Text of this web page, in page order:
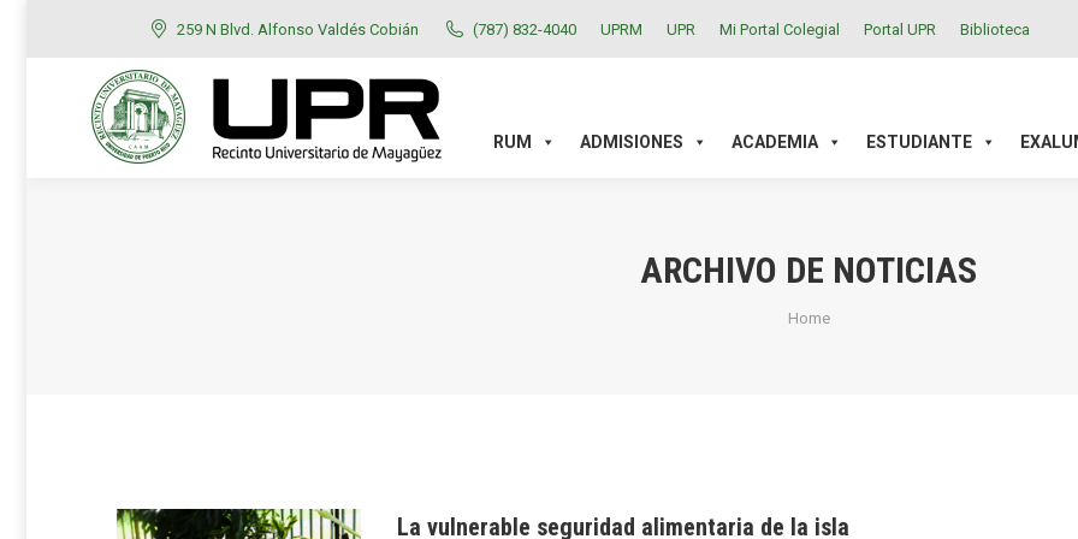
259 N Blvd. Alfonso Valdés Cobián (787) 832-4040 UPRM UPR Mi Portal Colegial Portal UPR Biblioteca
RUM ADMISIONES ACADEMIA ESTUDIANTE
ARCHIVO DE NOTICIAS
You are here:
Home
La vulnerable seguridad alimentaria de la isla
RUM ADMISIONES